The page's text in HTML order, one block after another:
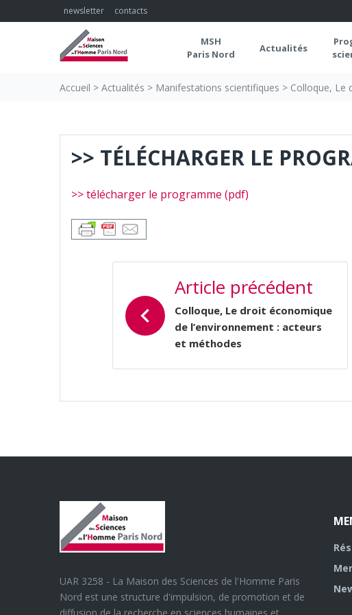
to
newsletter contacts
MSH
Paris Nord
Actualités
Accueil > Actualités > Manifestations scientifiques > Colloque, Le
>> TÉLÉCHARGER LE
>> télécharger le programme (pdf)
DE
L’ARTICLE
Article précédent
Colloque, Le droit économique
de l’environnement : acteurs
et méthodes
UAR 3258 - La Maison des Sciences de l'Homme Paris
Nord est une structure d'impulsion, de promotion et de